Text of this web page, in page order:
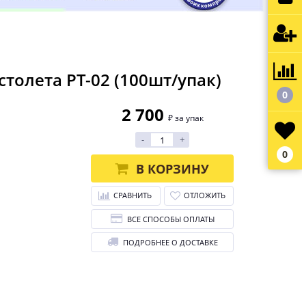
PT-02 (100шт/упак)
2 700 ₽ за упак
- +
В КОРЗИНУ
СРАВНИТЬ ОТЛОЖИТЬ
ВСЕ СПОСОБЫ ОПЛАТЫ
ПОДРОБНЕЕ О ДОСТАВКЕ
0
0